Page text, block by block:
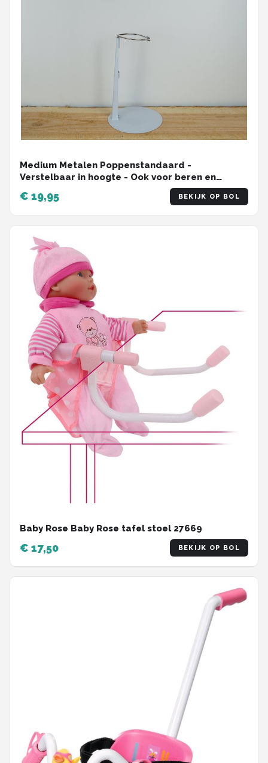
Medium Metalen Poppenstandaard -
Verstelbaar in hoogte - Ook voor beren en
€ 19,95 BEKIJK OP BOL
Baby Rose Baby Rose tafel stoel 27669
€ 17,50 BEKIJK OP BOL